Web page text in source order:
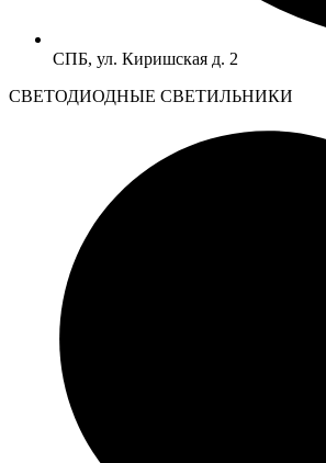
СПБ, ул. Киришская д. 2
CВЕТОДИОДНЫЕ СВЕТИЛЬНИКИ